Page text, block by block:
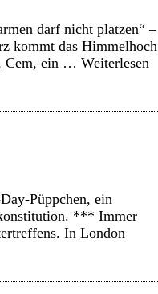
darf nicht platzen“ –
kommt das Himmelhoch
Cem, ein … Weiterlesen
Püppchen, ein
*** Immer
In London